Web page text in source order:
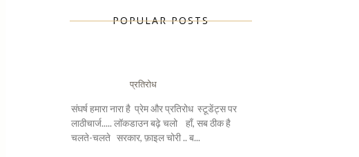
POPULAR POSTS
प्रतिरोध
संघर्ष हमारा नारा है प्रेम और प्रतिरोध स्टूडेंट्स पर
लाठीचार्ज..... लॉकडाउन बढ़े चलो हाँ, सब ठीक है
चलते-चलते सरकार, फ़ाइल चोरी .. ब...